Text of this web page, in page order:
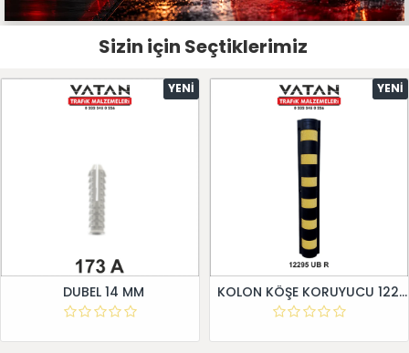
Sizin için Seçtiklerimiz
YENI
DUBEL 14 MM
YENI
KOLON KÖŞE KORUYUCU 12295 UB R